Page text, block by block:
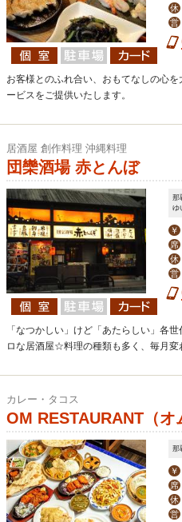
休
営
お客様とのふれ合い、おもてなしの心
ービスをご提供いたします。
居酒屋 創作料理 沖縄料理
団欒酒場 赤とんぼ
那
ゆ
￥
席
休
営
「なつかしい」けど「あたらしい」各
ロな居酒屋☆料理の種類も多く、毎月変
カレー・タコス
OM RESTAURANT（オ
那
￥
席
休
営